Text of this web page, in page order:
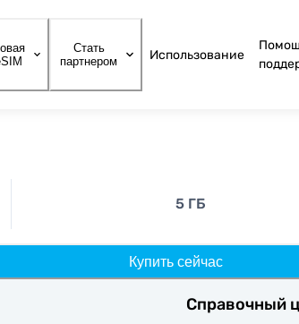
Стать
партнером
Использование
5 ГБ
Купить сейчас
Справочный